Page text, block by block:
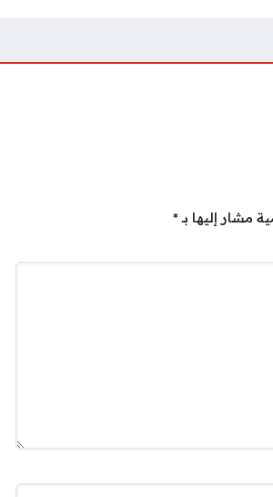
مشار إليها بـ*